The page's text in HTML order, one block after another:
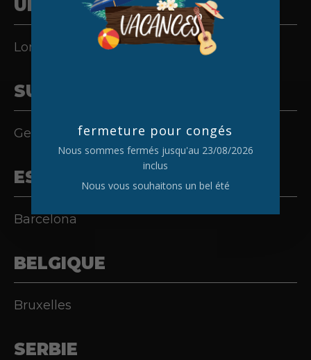
UK
London
SUISSE
Genève
ESPAÑA
Barcelona
BELGIQUE
Bruxelles
SERBIE
fermeture pour congés
Nous sommes fermés jusqu'au 23/08/2026
inclus
Nous vous souhaitons un bel été